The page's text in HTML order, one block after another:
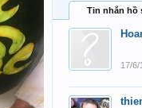
Tin nhắn hồ
17/6/